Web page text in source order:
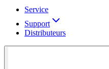
Service
Support
Distributeurs